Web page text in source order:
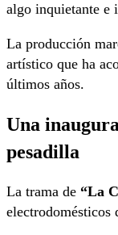
algo inquietante e
La producción
artístico que ha
últimos años.
Una
pesadilla
La trama de “La
electrodomésticos